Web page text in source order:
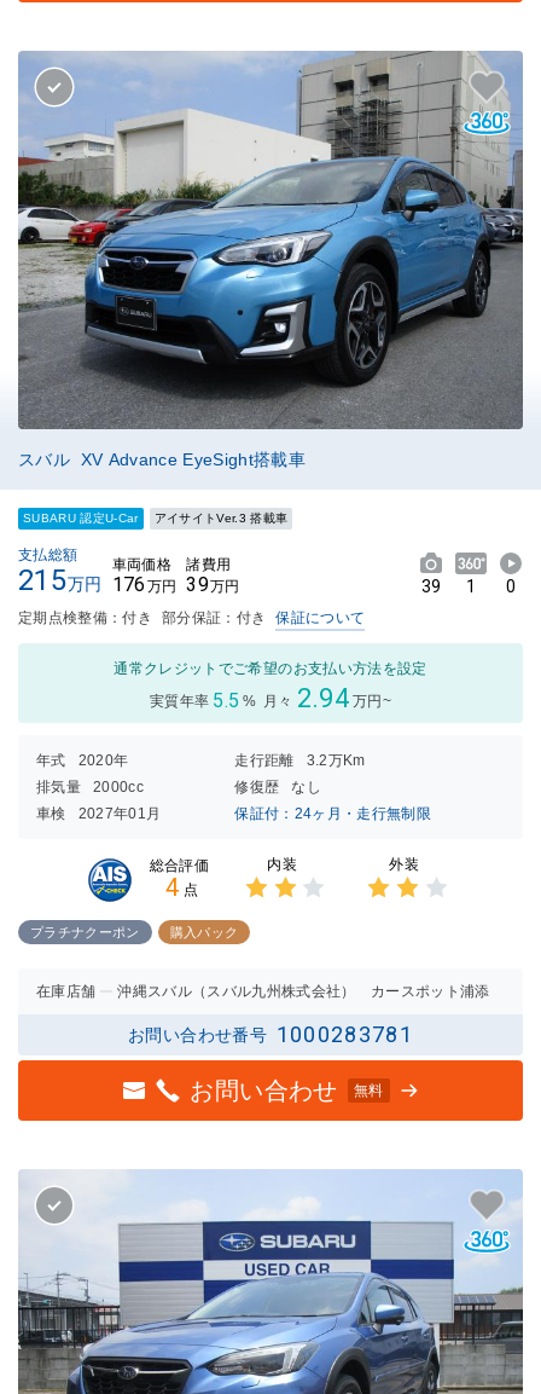
スバル XV Advance EyeSight搭載車
SUBARU 認定U-Car アイサイトVer.3 搭載車
支払総額
215万円
車両価格
176 万円
諸費用
39万円 39 1 0
定期点検整備：付き 部分保証：付き 保証について
通常クレジットでご希望のお支払い方法を設定
実質年率 5.5 % 月々 2.94 万円~
年式 2020年 走行距離
3.2万Km
排気量
2000cc 修復歴
なし
車検
2027年01月 保証付：24ヶ月・走行無制限
総合評価
4 点
内装
2点の
外装
プラチナクーポン 購入パック
在庫店舗 沖縄スバル（スバル九州株式会社） カースポット浦添
お問い合わせ番号 1000283781
お問い合わせ 無料